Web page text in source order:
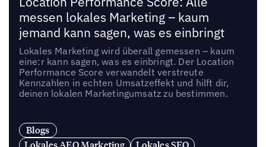
messen lokales Marketing – kaum
jemand kann sagen, was es einbringt
Lokales Marketing wird überall gemessen – kaum
eine:r kann sagen, was es einbringt. Der Location
Performance Score verwandelt verstreute
Kennzahlen in echten Umsatzeffekt und hilft dir,
deinen lokalen Marketingumsatz zu bestimmen.
Blogs
Lokales AEO Marketing
Lokales SEO